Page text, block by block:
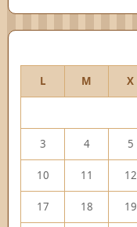
L
M X
3 4 5
10 11 12
17 18 19